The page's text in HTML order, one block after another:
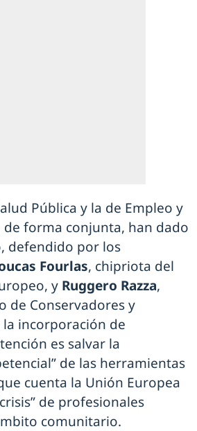
Pública y la de Empleo y
de forma conjunta, han dado
defendido por los
Fourlas, chipriota del
y Ruggero Razza,
de Conservadores y
incorporación de
es salvar la
de las herramientas
cuenta la Unión Europea
de profesionales
comunitario.